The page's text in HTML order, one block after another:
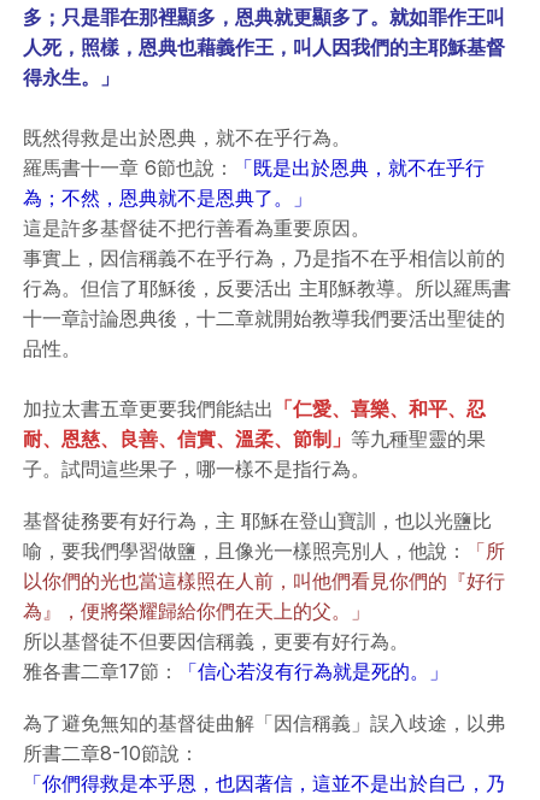
多；只是罪在那裡顯多，恩典就更顯多了。就如罪作王叫
人死，照樣，恩典也藉義作王，叫人因我們的主耶穌基督
得永生。」
既然得救是出於恩典，就不在乎行為。
羅馬書十一章 6節也說：
「既是出於恩典，就不在乎行
為；不然，恩典就不是恩典了。」
這是許多基督徒不把行善看為重要原因。
事實上，因信稱義不在乎行為，乃是指不在乎相信以前的
行為。但信了耶穌後，反要活出 主耶穌教導。所以羅馬書
十一章討論恩典後，十二章就開始教導我們要活出聖徒的
品性。
加拉太書五章更要我們能結出 「仁愛、喜樂、和平、忍
耐、恩慈、良善、信實、溫柔、節制」 等九種聖靈的果
子。試問這些果子，哪一樣不是指行為。
基督徒務要有好行為，主 耶穌在登山寶訓，也以光鹽比
喻，要我們學習做鹽，且像光一樣照亮別人，他說：
「所
以你們的光也當這樣照在人前，叫他們看見你們的『好行
為』，便將榮耀歸給你們在天上的父。」
所以基督徒不但要因信稱義，更要有好行為。
雅各書二章17節：
「信心若沒有行為就是死的。」
為了避免無知的基督徒曲解「因信稱義」誤入歧途，以弗
所書二章8-10節說：
「你們得救是本乎恩，也因著信，這並不是出於自己，乃